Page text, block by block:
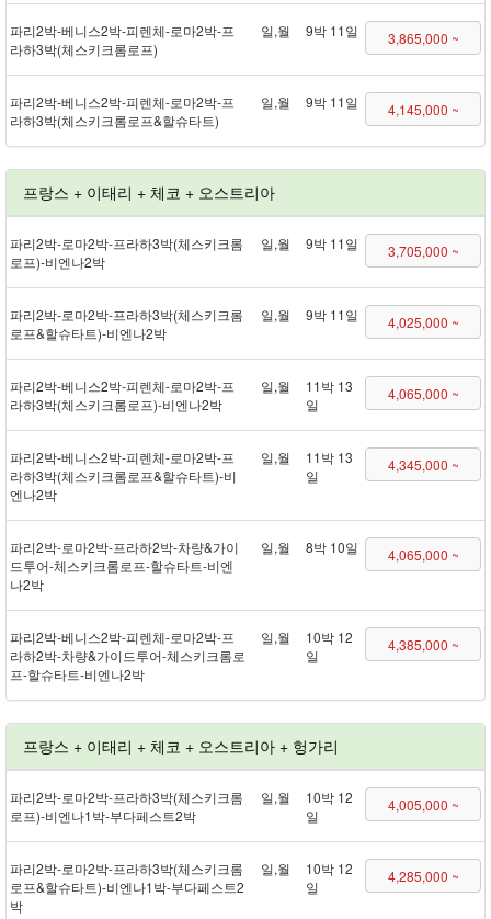
파리 2박 - 베니스 2박 - 피렌체 - 로마 2박 - 프
라하 3박(체스키크롬로프)
일,월 9박 11일 3,865,000 ~
파리 2박 - 베니스 2박 - 피렌체 - 로마 2박 - 프
라하 3박(체스키크롬로프&할슈타트)
일,월 9박 11일 4,145,000 ~
프랑스 + 이태리 + 체코 + 오스트리아
파리 2박 - 로마 2박 - 프라하 3박(체스키크롬
로프) - 비엔나 2박
일,월 9박 11일 3,705,000 ~
파리 2박 - 로마 2박 - 프라하 3박(체스키크롬
로프&할슈타트) - 비엔나 2박
일,월 9박 11일 4,025,000 ~
파리 2박 - 베니스 2박 - 피렌체 - 로마 2박 - 프
라하 3박(체스키크롬로프) - 비엔나 2박
일,월
11박 13
일
4,065,000 ~
파리 2박 - 베니스 2박 - 피렌체 - 로마 2박 - 프
라하 3박(체스키크롬로프&할슈타트) - 비
엔나 2박
일,월
11박 13
일
4,345,000 ~
파리 2박 - 로마 2박 - 프라하 2박 - 차량&가이
드투어 - 체스키크롬로프 - 할슈타트 - 비엔
나 2박
일,월 8박 10일 4,065,000 ~
파리 2박 - 베니스 2박 - 피렌체 - 로마 2박 - 프
라하 2박 - 차량&가이드투어 - 체스키크롬로
프 - 할슈타트 - 비엔나 2박
일,월
10박 12
일
4,385,000 ~
프랑스 + 이태리 + 체코 + 오스트리아 + 헝가리
파리 2박 - 로마 2박 - 프라하 3박(체스키크롬
로프) - 비엔나 1박 - 부다페스트 2박
일,월
10박 12
일
4,005,000 ~
파리 2박 - 로마 2박 - 프라하 3박(체스키크롬
로프&할슈타트) - 비엔나 1박 - 부다페스트 2
박
일,월
10박 12
일
4,285,000 ~